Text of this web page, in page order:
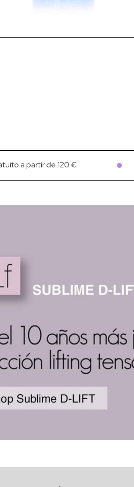
a partir de 120 €